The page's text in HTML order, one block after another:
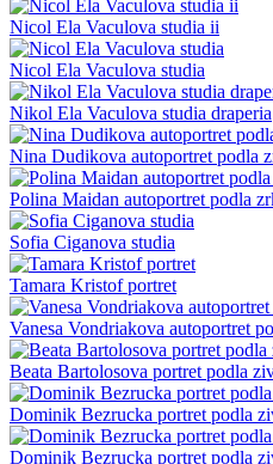
Nicol Ela Vaculova studia ii
Nicol Ela Vaculova studia
Nikol Ela Vaculova studia draperia
Nina Dudikova autoportret podla
Polina Maidan autoportret podla
Sofia Ciganova studia
Tamara Kristof portret
Vanesa Vondriakova autoportret
Beata Bartolosova portret podla
Dominik Bezrucka portret podla
Dominik Bezrucka portret podla